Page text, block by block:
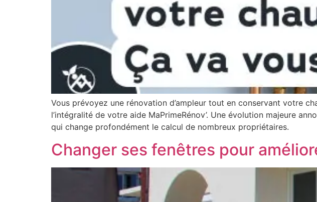
Vous prévoyez une rénovation d’ampleur tout en conservant votre
l’intégralité de votre aide MaPrimeRénov’. Une évolution majeure
qui change profondément le calcul de nombreux propriétaires.
Changer ses fenêtres pour